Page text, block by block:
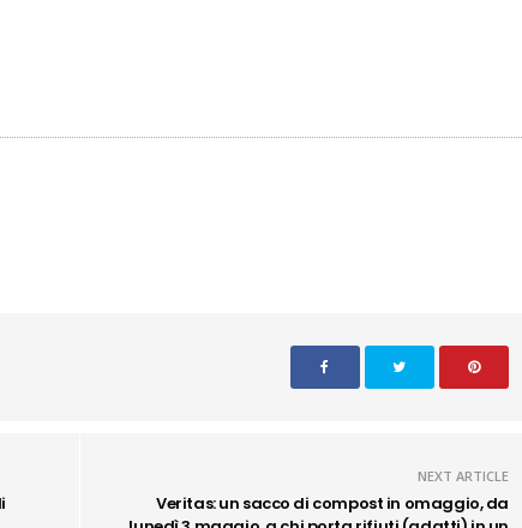
NEXT ARTICLE
Veritas: un sacco di compost in omaggio, da